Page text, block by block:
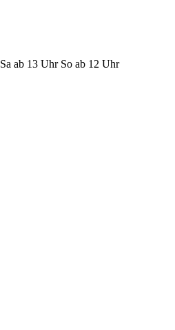
ab 13 Uhr So ab 12 Uhr